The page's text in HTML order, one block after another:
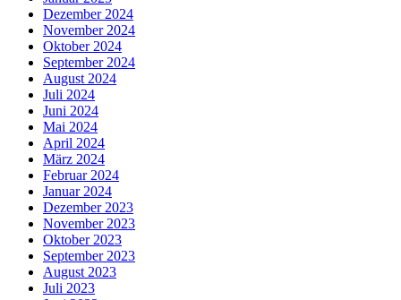
Dezember 2024
November 2024
Oktober 2024
September 2024
August 2024
Juli 2024
Juni 2024
Mai 2024
April 2024
März 2024
Februar 2024
Januar 2024
Dezember 2023
November 2023
Oktober 2023
September 2023
August 2023
Juli 2023